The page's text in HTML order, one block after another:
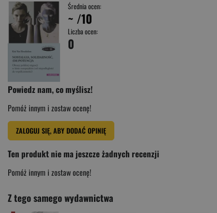
Średnia ocen:
~ /10
Liczba ocen:
0
Powiedz nam, co myślisz!
Pomóż innym i zostaw ocenę!
ZALOGUJ SIĘ, ABY DODAĆ OPINIĘ
Ten produkt nie ma jeszcze żadnych recenzji
Pomóż innym i zostaw ocenę!
Z tego samego wydawnictwa